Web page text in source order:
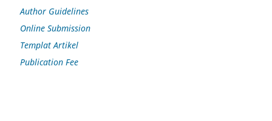
Author Guidelines
Online Submission
Templat Artikel
Publication Fee